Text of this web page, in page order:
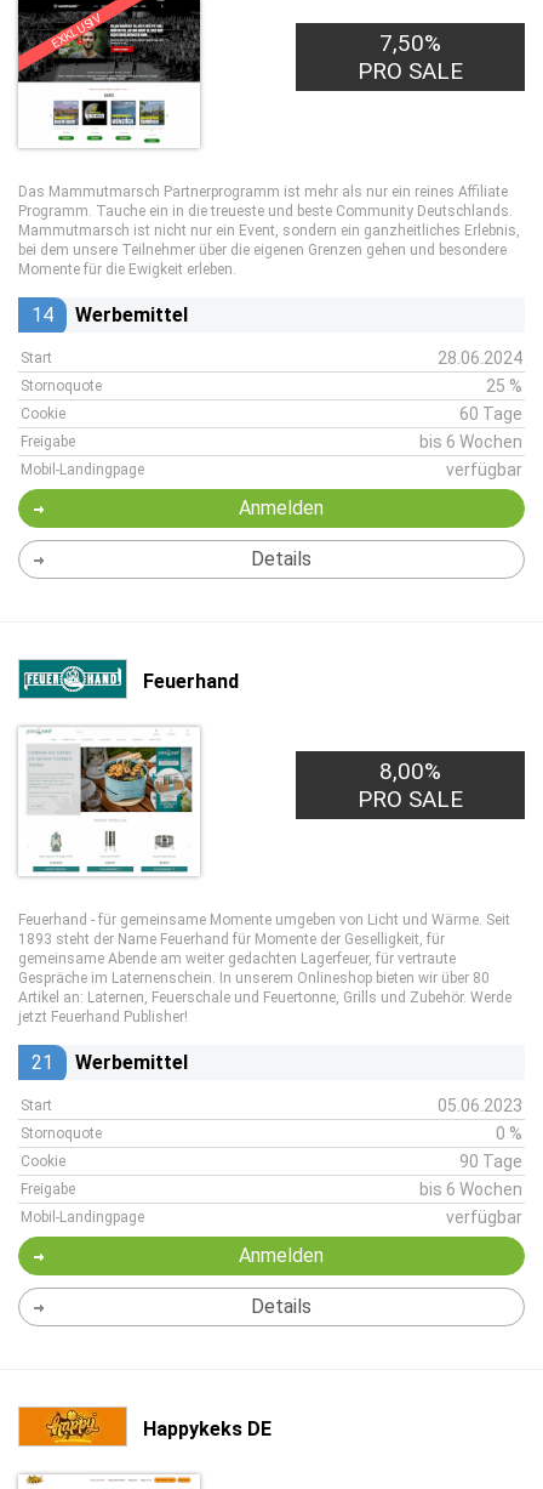
EXKLUSIV
7,50%
PRO SALE
Das Mammutmarsch Partnerprogramm ist mehr als nur ein reines Affiliate
Programm. Tauche ein in die treueste und beste Community Deutschlands.
Mammutmarsch ist nicht nur ein Event, sondern ein ganzheitliches Erlebnis,
bei dem unsere Teilnehmer über die eigenen Grenzen gehen und besondere
Momente für die Ewigkeit erleben.
14 Werbemittel
Start 28.06.2024
Stornoquote 25 %
Cookie 60 Tage
Freigabe bis 6 Wochen
Mobil-Landingpage verfügbar
Anmelden
Details
Feuerhand
8,00%
PRO SALE
Feuerhand - für gemeinsame Momente umgeben von Licht und Wärme. Seit
1893 steht der Name Feuerhand für Momente der Geselligkeit, für
gemeinsame Abende am weiter gedachten Lagerfeuer, für vertraute
Gespräche im Laternenschein. In unserem Onlineshop bieten wir über 80
Artikel an: Laternen, Feuerschale und Feuertonne, Grills und Zubehör. Werde
jetzt Feuerhand Publisher!
21 Werbemittel
Start 05.06.2023
Stornoquote 0 %
Cookie 90 Tage
Freigabe bis 6 Wochen
Mobil-Landingpage verfügbar
Anmelden
Details
Happykeks DE